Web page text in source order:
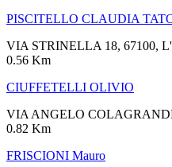
PISCITELLO CLAUDIA
VIA STRINELLA 18, 67100,
0.56 Km
CIUFFETELLI OLIVIO
VIA ANGELO
0.82 Km
FRISCIONI Mauro